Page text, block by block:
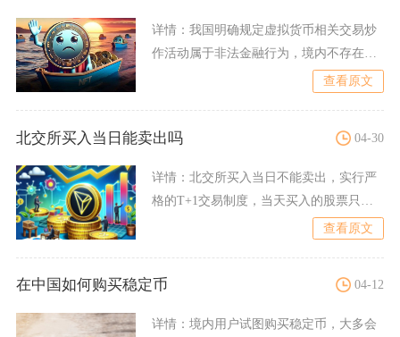
详情： 我国明确规定虚拟货币相关交易炒
作活动属于非法金融行为，境内不存在合
查看原文
北交所买入当日能卖出吗 04-30
详情： 北交所买入当日不能卖出，实行严
格的T+1交易制度，当天买入的股票只能
查看原文
在中国如何购买稳定币 04-12
详情： 境内用户试图购买稳定币，大多会